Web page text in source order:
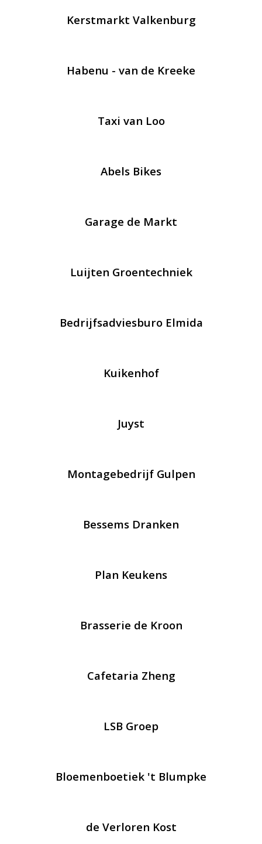
Kerstmarkt Valkenburg
Habenu - van de Kreeke
Taxi van Loo
Abels Bikes
Garage de Markt
Luijten Groentechniek
Bedrijfsadviesburo Elmida
Kuikenhof
Juyst
Montagebedrijf Gulpen
Bessems Dranken
Plan Keukens
Brasserie de Kroon
Cafetaria Zheng
LSB Groep
Bloemenboetiek 't Blumpke
de Verloren Kost